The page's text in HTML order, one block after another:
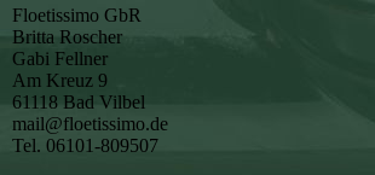
Floetissimo GbR
Britta Roscher
Gabi Fellner
Am Kreuz 9
61118 Bad Vilbel
mail@floetissimo.de
Tel. 06101-809507